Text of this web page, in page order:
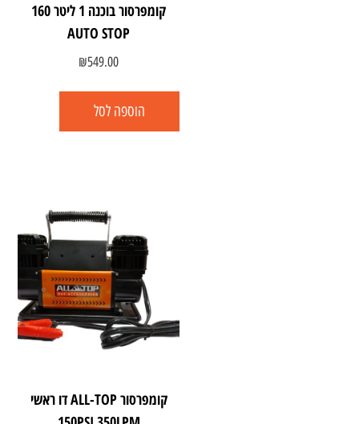
קומפרסור בוכנה 1 ליטר 160
AUTO STOP
₪549.00
הוספה לסל
קומפרסור ALL-TOP דו ראשי